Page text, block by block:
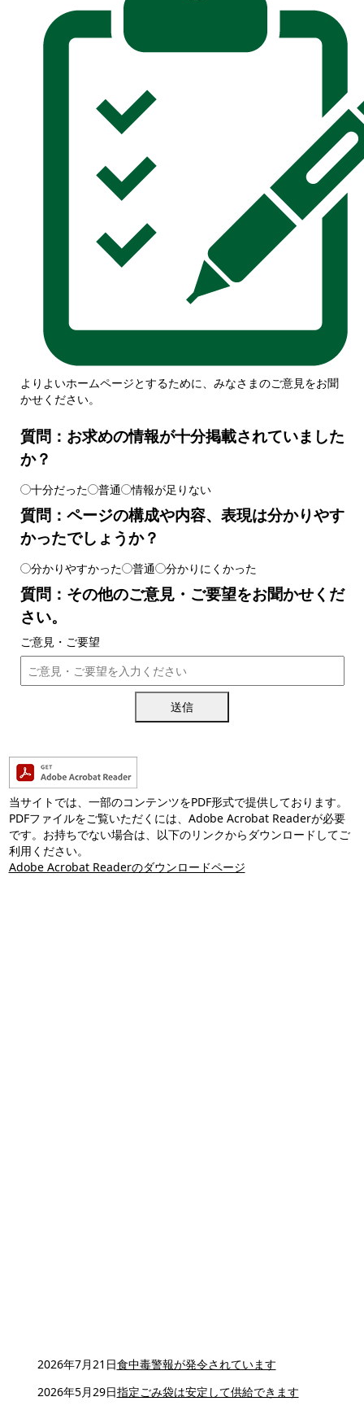
よりよいホームページとするために、みなさまのご意見をお聞
かせください。
質問：お求めの情報が十分掲載されていました
か？
十分だった 普通 情報が足りない
質問：ページの構成や内容、表現は分かりやす
かったでしょうか？
分かりやすかった 普通 分かりにくかった
質問：その他のご意見・ご要望をお聞かせくだ
さい。
ご意見・ご要望
送信
当サイトでは、一部のコンテンツをPDF形式で提供しております。
PDFファイルをご覧いただくには、Adobe Acrobat Readerが必要
です。お持ちでない場合は、以下のリンクからダウンロードしてご
利用ください。
Adobe Acrobat Readerのダウンロードページ
2026年7月21日食中毒警報が発令されています
2026年5月29日指定ごみ袋は安定して供給できます